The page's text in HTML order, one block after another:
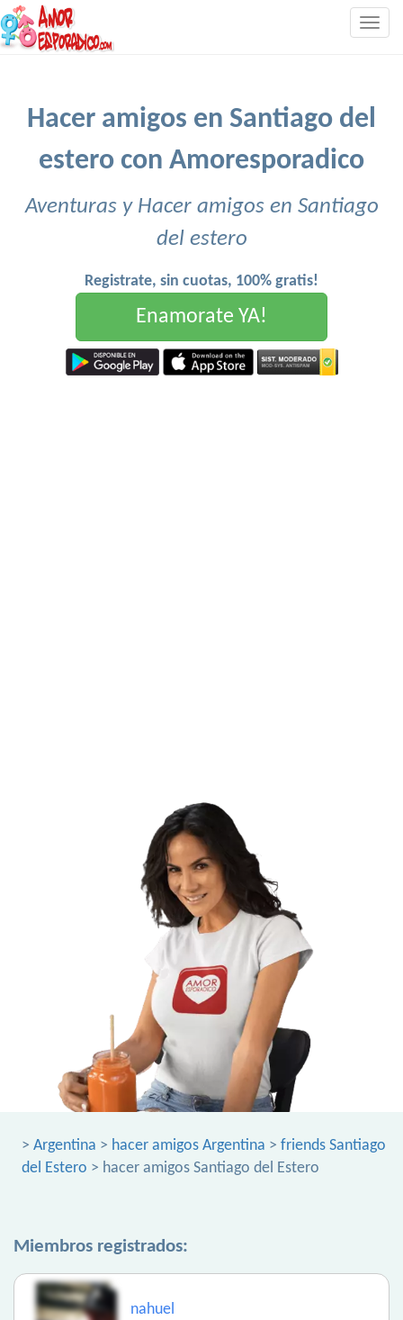
Hacer amigos en Santiago del
estero con Amoresporadico
Aventuras y Hacer amigos en Santiago
del estero
Registrate, sin cuotas, 100% gratis!
Enamorate YA!
> Argentina > hacer amigos Argentina > friends Santiago
del Estero > hacer amigos Santiago del Estero
Miembros registrados:
nahuel